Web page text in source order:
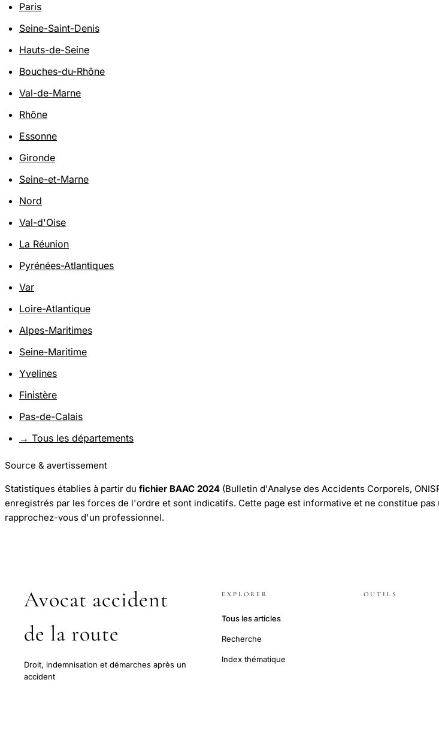
Paris
Seine-Saint-Denis
Hauts-de-Seine
Bouches-du-Rhône
Val-de-Marne
Rhône
Essonne
Gironde
Seine-et-Marne
Nord
Val-d'Oise
La Réunion
Pyrénées-Atlantiques
Var
Loire-Atlantique
Alpes-Maritimes
Seine-Maritime
Yvelines
Finistère
Pas-de-Calais
→ Tous les départements
Source & avertissement
Statistiques établies à partir du fichier BAAC 2024 (Bulletin d'Analyse des Accidents Corporels,
enregistrés par les forces de l'ordre et sont indicatifs. Cette page est informative et ne constitue
rapprochez-vous d'un professionnel.
Avocat accident
de la route
Droit, indemnisation et démarches après un
accident
EXPLORER
Tous les articles
Recherche
Index thématique
OUTILS